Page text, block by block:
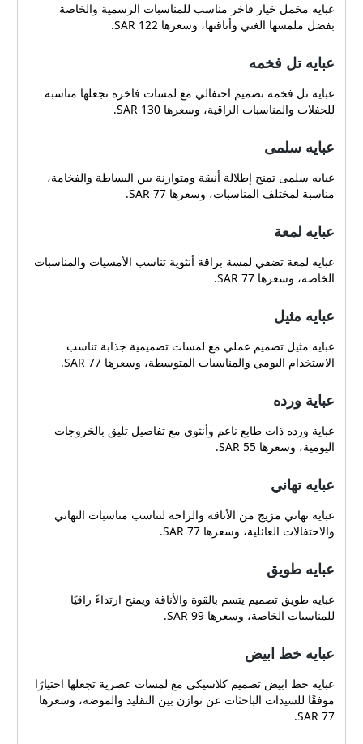
عبايه مخمل خيار فاخر مناسب للمناسبات الرسمية والخاصة
بفضل ملمسها الغني وأناقتها، وسعرها 122 SAR.
عبايه تل فخمه
عبايه تل فخمه تصميم احتفالي مع لمسات فاخرة تجعلها مناسبة
للحفلات والمناسبات الراقية، وسعرها 130 SAR.
عبايه سلمى
عبايه سلمى تمنح إطلالة أنيقة ومتوازنة بين البساطة والفخامة،
مناسبة لمختلف المناسبات، وسعرها 77 SAR.
عبايه لمعة
عبايه لمعة تضفي لمسة براقة أنثوية تناسب الأمسيات والمناسبات
الخاصة، وسعرها 77 SAR.
عبايه مثيل
عبايه مثيل تصميم عملي مع لمسات تصميمية جذابة تناسب
الاستخدام اليومي والمناسبات المتوسطة، وسعرها 77 SAR.
عباية ورده
عباية ورده ذات طابع ناعم وأنثوي مع تفاصيل تليق بالخروجات
اليومية، وسعرها 55 SAR.
عبايه تهاني
عبايه تهاني مزيج من الأناقة والراحة لتناسب مناسبات التهاني
والاحتفالات العائلية، وسعرها 77 SAR.
عبايه طويق
عبايه طويق تصميم يتسم بالقوة والأناقة ويمنح ارتداءً راقيًا
للمناسبات الخاصة، وسعرها 99 SAR.
عبايه خط ابيض
عبايه خط ابيض تصميم كلاسيكي مع لمسات عصرية تجعلها اختيارًا
موفقًا للسيدات الباحثات عن توازن بين التقليد والموضة، وسعرها
77 SAR.